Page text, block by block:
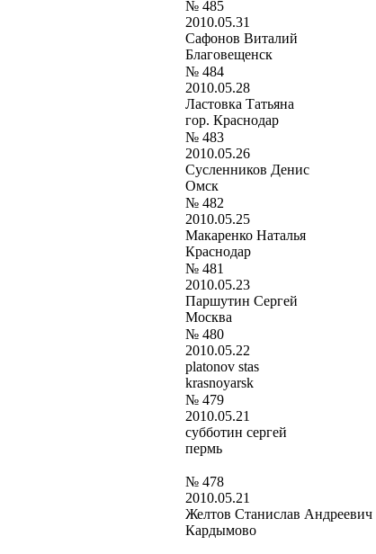
№ 485
2010.05.31
Сафонов Виталий
Благовещенск
№ 484
2010.05.28
Ластовка Татьяна
гор. Краснодар
№ 483
2010.05.26
Сусленников Денис
Омск
№ 482
2010.05.25
Макаренко Наталья
Краснодар
№ 481
2010.05.23
Паршутин Сергей
Москва
№ 480
2010.05.22
platonov stas
krasnoyarsk
№ 479
2010.05.21
субботин сергей
пермь
№ 478
2010.05.21
Желтов Станислав Андреевич
Кардымово